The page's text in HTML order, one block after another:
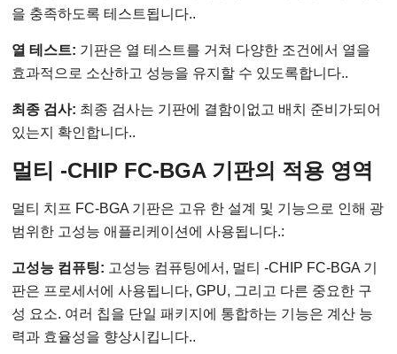
을 충족하도록 테스트됩니다..
열 테스트: 기판은 열 테스트를 거쳐 다양한 조건에서 열을
효과적으로 소산하고 성능을 유지할 수 있도록합니다..
최종 검사: 최종 검사는 기판에 결함이없고 배치 준비가되어
있는지 확인합니다..
멀티 -CHIP FC-BGA 기판의 적용 영역
멀티 치프 FC-BGA 기판은 고유 한 설계 및 기능으로 인해 광
범위한 고성능 애플리케이션에 사용됩니다.:
고성능 컴퓨팅: 고성능 컴퓨팅에서, 멀티 -CHIP FC-BGA 기
판은 프로세서에 사용됩니다, GPU, 그리고 다른 중요한 구
성 요소. 여러 칩을 단일 패키지에 통합하는 기능은 계산 능
력과 효율성을 향상시킵니다..